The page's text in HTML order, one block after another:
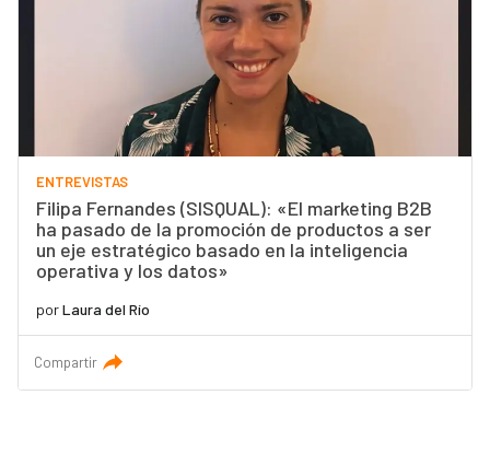
ENTREVISTAS
Filipa Fernandes (SISQUAL): «El marketing B2B
ha pasado de la promoción de productos a ser
un eje estratégico basado en la inteligencia
operativa y los datos»
porLaura del Río
Compartir